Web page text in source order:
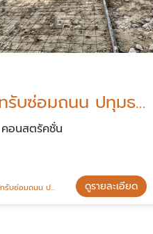
บริษัทรับซ่อมถนน ปทุมธานี
อนสตรัคชั่น
บซ่อมถนน ปทุมธานี ดูรายละเอียด